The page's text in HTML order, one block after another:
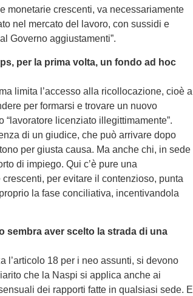
monetarie crescenti, va necessariamente
nel mercato del lavoro, con sussidi e
Governo aggiustamenti”.
per la prima volta, un fondo ad hoc
limita l’accesso alla ricollocazione, cioè a
per formarsi e trovare un nuovo
licenziato illegittimamente”.
di un giudice, che può arrivare dopo
per giusta causa. Ma anche chi, in sede
di impiego. Qui c’è pure una
per evitare il contenzioso, punta
la fase conciliativa, incentivandola
sembra aver scelto la strada di una
l’articolo 18 per i neo assunti, si devono
che la Naspi si applica anche ai
dei rapporti fatte in qualsiasi sede. E